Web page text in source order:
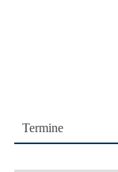
Termine